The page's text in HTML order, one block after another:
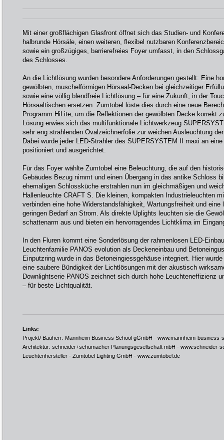
Mit einer großflächigen Glasfront öffnet sich das Studien- und
halbrunde Hörsäle, einen weiteren, flexibel nutzbaren
sowie ein großzügiges, barrierefreies Foyer umfasst, in den
des Schlosses.
An die Lichtlösung wurden besondere Anforderungen gestellt: Eine
gewölbten, muschelförmigen Hörsaal-Decken bei gleichzeitiger
sowie eine völlig blendfreie Lichtlösung – für eine Zukunft, in der
Hörsaaltischen ersetzen. Zumtobel löste dies durch eine neue
Programm HiLite, um die Reflektionen der gewölbten Decke korrekt
Lösung erwies sich das multifunktionale Lichtwerkzeug
sehr eng strahlenden Ovalzeichnerfolie zur weichen Ausleuchtung
Dabei wurde jeder LED-Strahler des SUPERSYSTEM II maxi an
positioniert und ausgerichtet.
Für das Foyer wählte Zumtobel eine Beleuchtung, die auf den
Gebäudes Bezug nimmt und einen Übergang in das antike Schloss
ehemaligen Schlossküche erstrahlen nun im gleichmäßigen und
Hallenleuchte CRAFT S. Die kleinen, kompakten Industrieleuchten
verbinden eine hohe Widerstandsfähigkeit, Wartungsfreiheit und eine
geringen Bedarf an Strom. Als direkte Uplights leuchten sie die
schattenarm aus und bieten ein hervorragendes Lichtklima im
In den Fluren kommt eine Sonderlösung der rahmenlosen LED-
Leuchtenfamilie PANOS evolution als Deckeneinbau und
Einputzring wurde in das Betoneingiessgehäuse integriert. Hier
eine saubere Bündigkeit der Lichtlösungen mit der akustisch
Downlightserie PANOS zeichnet sich durch hohe Leuchteneffizienz
– für beste Lichtqualität.
Links:
Projekt/ Bauherr: Mannheim Business School gGmbH - www.mannheim-business-
Architektur: schneider+schumacher Planungsgesellschaft mbH - www.schneider-
Leuchtenhersteller - Zumtobel Lighting GmbH - www.zumtobel.de